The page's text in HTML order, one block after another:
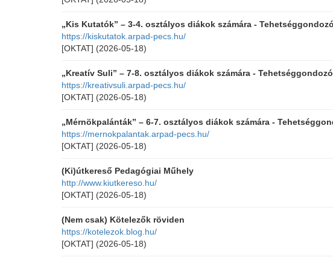
„Kis Kutatók” – 3-4. osztályos diákok számára -
https://kiskutatok.arpad-pecs.hu/
[OKTAT] (2026-05-18)
„Kreatív Suli” – 7-8. osztályos diákok számára -
https://kreativsuli.arpad-pecs.hu/
[OKTAT] (2026-05-18)
„Mérnökpalánták” – 6-7. osztályos diákok számára -
https://mernokpalantak.arpad-pecs.hu/
[OKTAT] (2026-05-18)
(Ki)útkereső Pedagógiai Műhely
http://www.kiutkereso.hu/
[OKTAT] (2026-05-18)
(Nem csak) Kötelezők röviden
https://kotelezok.blog.hu/
[OKTAT] (2026-05-18)